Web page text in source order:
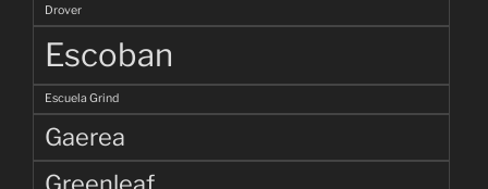
Drover
Escoban
Escuela Grind
Gaerea
Greenleaf